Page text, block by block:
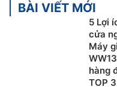
BÀI VIẾT MỚI
5 Lợi
cửa
Máy
hàng
TOP